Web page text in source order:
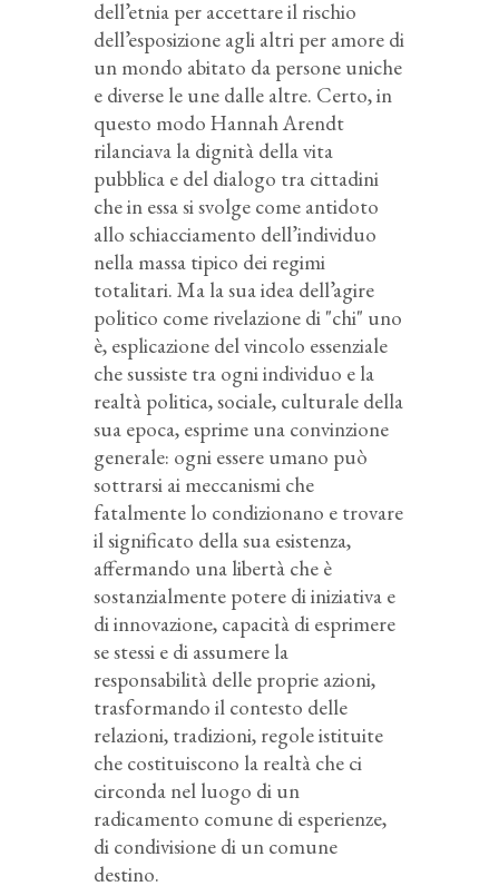
dell’etnia per accettare il rischio
dell’esposizione agli altri per amore di
un mondo abitato da persone uniche
e diverse le une dalle altre. Certo, in
questo modo Hannah Arendt
rilanciava la dignità della vita
pubblica e del dialogo tra cittadini
che in essa si svolge come antidoto
allo schiacciamento dell’individuo
nella massa tipico dei regimi
totalitari. Ma la sua idea dell’agire
politico come rivelazione di "chi" uno
è, esplicazione del vincolo essenziale
che sussiste tra ogni individuo e la
realtà politica, sociale, culturale della
sua epoca, esprime una convinzione
generale: ogni essere umano può
sottrarsi ai meccanismi che
fatalmente lo condizionano e trovare
il significato della sua esistenza,
affermando una libertà che è
sostanzialmente potere di iniziativa e
di innovazione, capacità di esprimere
se stessi e di assumere la
responsabilità delle proprie azioni,
trasformando il contesto delle
relazioni, tradizioni, regole istituite
che costituiscono la realtà che ci
circonda nel luogo di un
radicamento comune di esperienze,
di condivisione di un comune
destino.